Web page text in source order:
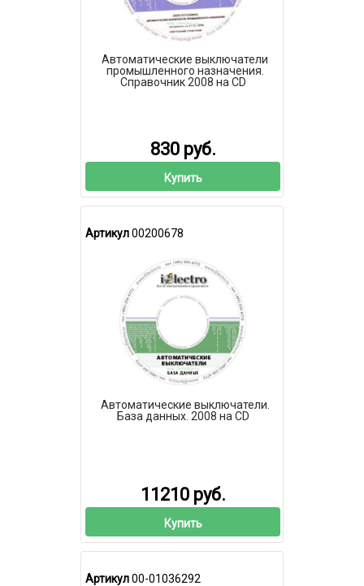
Автоматические выключатели
промышленного назначения.
Справочник 2008 на CD
830 руб.
Купить
Артикул00200678
Автоматические выключатели.
База данных. 2008 на CD
11210 руб.
Купить
Артикул00-01036292